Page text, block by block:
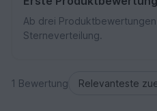
Ab drei
Sterneverteilung.
1 Bewertung